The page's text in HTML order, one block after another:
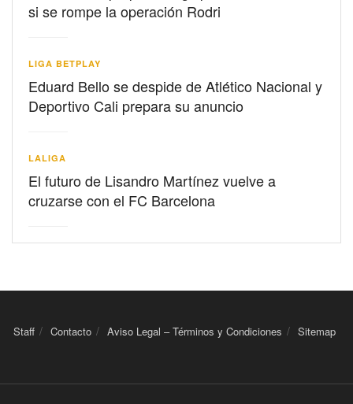
si se rompe la operación Rodri
LIGA BETPLAY
Eduard Bello se despide de Atlético Nacional y
Deportivo Cali prepara su anuncio
LALIGA
El futuro de Lisandro Martínez vuelve a
cruzarse con el FC Barcelona
Staff Contacto Aviso Legal – Términos y Condiciones Sitemap